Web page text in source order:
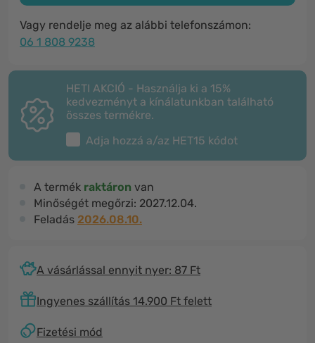
Vagy rendelje meg az alábbi telefonszámon:
06 1 808 9238
HETI AKCIÓ - Használja ki a 15%
kedvezményt a kínálatunkban található
összes termékre.
Adja hozzá a/az HET15 kódot
A termék raktáron van
Minőségét megőrzi: 2027.12.04.
Feladás 2026.08.10.
A vásárlással ennyit nyer: 87 Ft
Ingyenes szállítás 14.900 Ft felett
Fizetési mód